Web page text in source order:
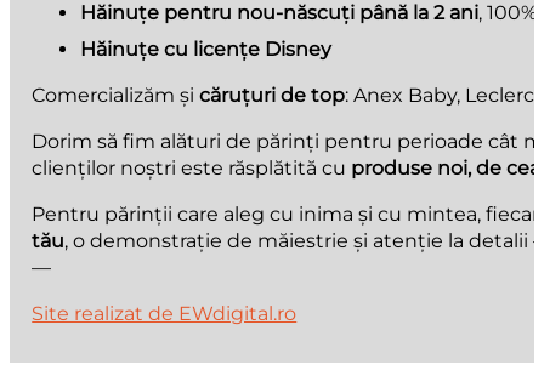
Hăinuțe pentru nou-născuți până la 2 ani,
Hăinuțe cu licențe Disney
Comercializăm șicăruțuri de top: Anex Baby, Leclerc
Dorim să fim alături de părinți pentru perioade cât
clienților noștri este răsplătită cu produse noi, de
Pentru părinții care aleg cu inima și cu mintea,
tău, o demonstrație de măiestrie și atenție la
—
Site realizat de EWdigital.ro